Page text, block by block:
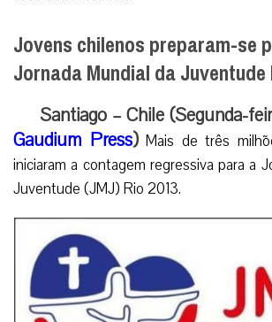
Jovens chilenos preparam-se
Jornada Mundial da Juventude
Santiago – Chile (Segunda-
Gaudium Press)Mais de três
iniciaram a contagem regressiva para a
Juventude (JMJ) Rio 2013.